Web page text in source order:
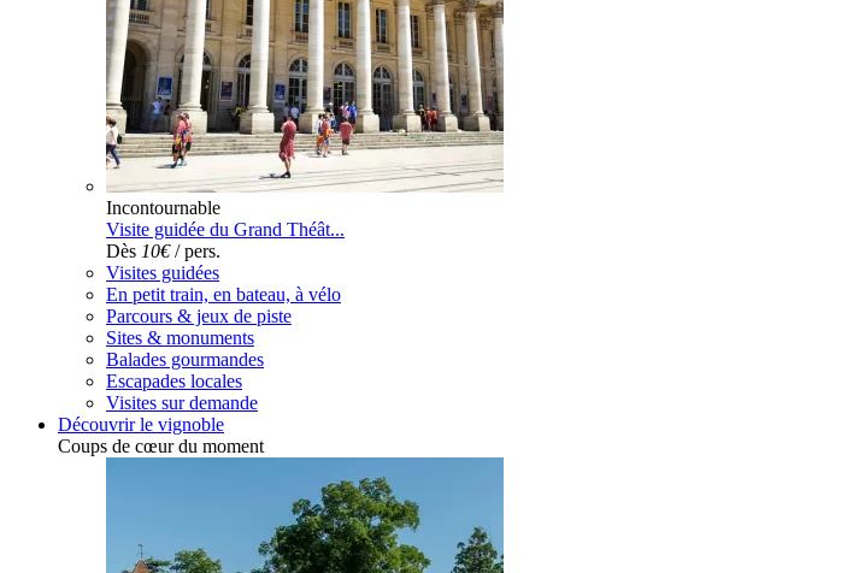
Incontournable
Visite guidée du Grand Théât...
Dès 10€/ pers.
Visites guidées
En petit train, en bateau, à vélo
Parcours & jeux de piste
Sites & monuments
Balades gourmandes
Escapades locales
Visites sur demande
Découvrir le vignoble
Coups de cœur du moment